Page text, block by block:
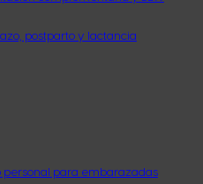
postparto y lactancia
personal para embarazadas